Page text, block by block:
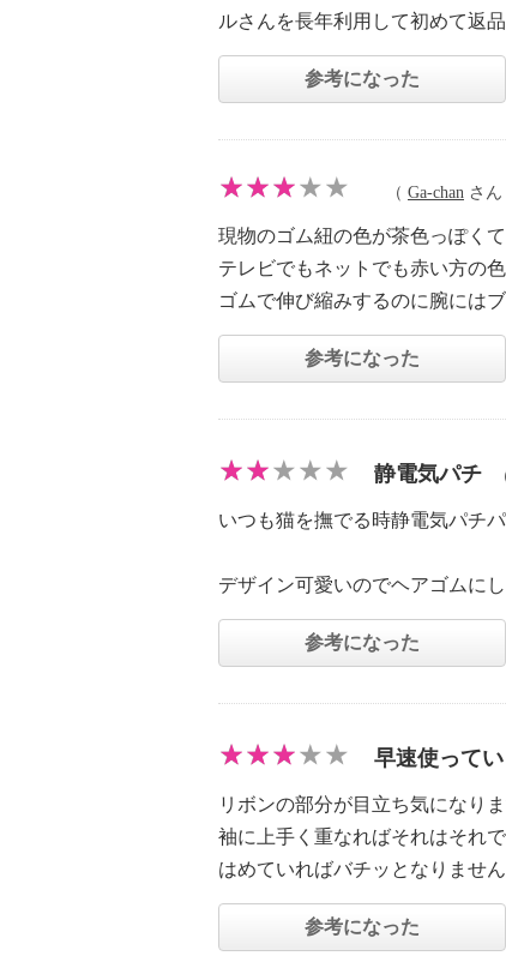
ルさんを長年利用して初めて返
参考になった
（ Ga-chan さん
現物のゴム紐の色が茶色っぽく
テレビでもネットでも赤い方の
ゴムで伸び縮みするのに腕には
参考になった
静電気パチ
いつも猫を撫でる時静電気パチ
デザイン可愛いのでヘアゴムに
参考になった
早速使って
リボンの部分が目立ち気になりま
袖に上手く重なればそれはそれ
はめていればバチッとなりません
参考になった